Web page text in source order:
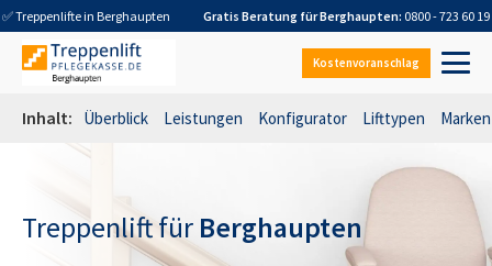
✅ Treppenlifte in Berghaupten Gratis Beratung fürBerghaupten: 0800 - 723 60 19
Kostenvoranschlag
Inhalt: Überblick Leistungen Konfigurator Lifttypen Marken
Treppenlift für Berghaupten